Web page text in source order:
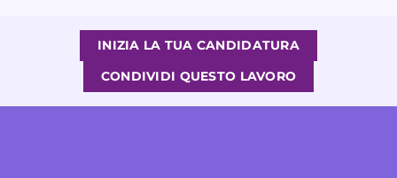
INIZIA LA TUA CANDIDATURA
CONDIVIDI QUESTO LAVORO